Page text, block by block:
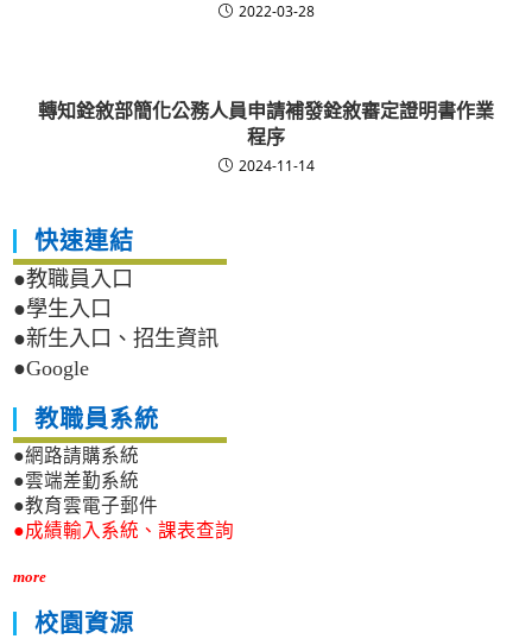
2022-03-28
轉知銓敘部簡化公務人員申請補發銓敘審定證明書作業
程序
2024-11-14
快速連結
●教職員入口
●學生入口
●新生入口、招生資訊
●Google
教職員系統
●網路請購系統
●雲端差勤系統
●教育雲電子郵件
●成績輸入系統、課表查詢
more
校園資源